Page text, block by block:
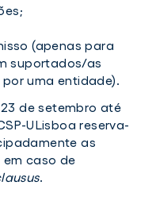
(apenas para
suportados/as
uma entidade).
de setembro até
ULisboa reserva-
as
caso de
.